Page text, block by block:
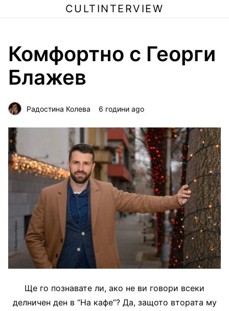
CULTINTERVIEW
Комфортно с Георги
Блажев
Радостина Колева 6 години ago
Ще го познавате ли, ако не ви говори всеки
делничен ден в “На кафе”? Да, защото втората му